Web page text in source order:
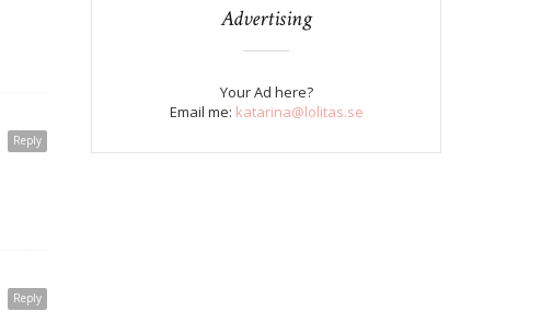
Reply
Reply
Advertising
Your Ad here?
Email me: katarina@lolitas.se